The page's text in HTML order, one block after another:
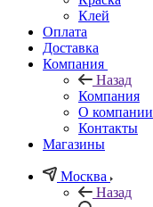
Клей
Оплата
Доставка
Компания
Назад
Компания
О компании
Контакты
Магазины
Москва
Назад